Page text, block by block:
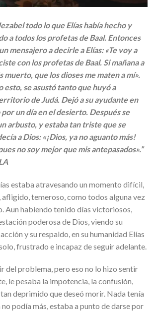
todo lo que Elías había hecho y
a todos los profetas de Baal. Entonces
mensajero a decirle a Elías: «Te voy a
con los profetas de Baal. Si mañana a
muerto, que los dioses me maten a mí».
esto, se asustó tanto que huyó a
de Judá. Dejó a su ayudante en
un día en el desierto. Después se
arbusto, y estaba tan triste que se
a Dios: «¡Dios, ya no aguanto más!
no soy mejor que mis antepasados».”
estaba atravesando un momento difícil,
afligido, temeroso, como todos alguna vez
Aun habiendo tenido días victoriosos,
poderosa de Dios, viendo su
y su respaldo, en su humanidad Elías
frustrado e incapaz de seguir adelante.
del problema, pero eso no lo hizo sentir
le pesaba la impotencia, la confusión,
deprimido que deseó morir. Nada tenía
podía más, estaba a punto de darse por